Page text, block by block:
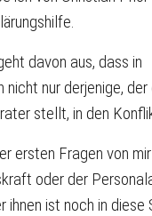
davon aus, dass in
nur derjenige,
stellt, in den
ersten Fragen von
oder der
ihnen ist noch in diese